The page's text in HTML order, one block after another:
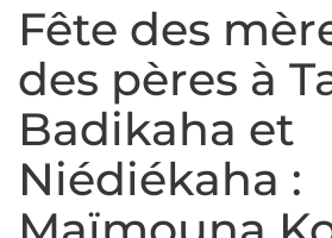
Fête des
des pères à
Badikaha et
Niédiékaha :